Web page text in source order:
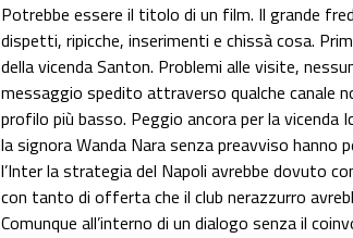
Potrebbe essere il titolo di un film. Il grande
dispetti, ripicche, inserimenti e chissà cosa.
della vicenda Santon. Problemi alle visite,
messaggio spedito attraverso qualche canale
profilo più basso. Peggio ancora per la vicenda
la signora Wanda Nara senza preavviso hanno
l’Inter la strategia del Napoli avrebbe dovuto
con tanto di offerta che il club nerazzurro
Comunque all’interno di un dialogo senza il